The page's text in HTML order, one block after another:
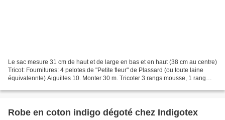
Le sac mesure 31 cm de haut et de large en bas et en haut (38 cm au centre)
Tricot: Fournitures: 4 pelotes de "Petite fleur" de Plassard (ou toute laine
équivalennte) Aiguilles 10. Monter 30 m. Tricoter 3 rangs mousse, 1 rang
Robe en coton indigo dégoté chez Indigotex